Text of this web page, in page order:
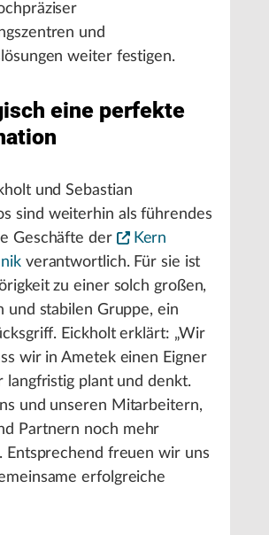
und
weiter festigen.
eine perfekte
und Sebastian
sind weiterhin als führendes
Geschäfte der
Kern
verantwortlich. Für sie ist
zu einer solch großen,
und stabilen Gruppe, ein
Eickholt erklärt: „Wir
wir in Ametek einen Eigner
langfristig plant und denkt.
und unseren Mitarbeitern,
Partnern noch mehr
Entsprechend freuen wir uns
erfolgreiche